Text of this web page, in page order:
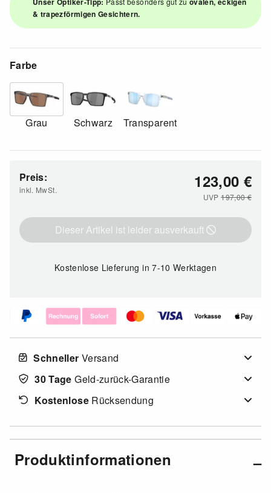
& trapezförmigen Gesichtern.
Farbe
Grau Schwarz Transparent
Preis:
inkl. MwSt. 123,00 €
UVP197,00€
Dieser Artikel ist leider ausverkauft
Kostenlose Lieferungin 7-10 Werktagen
Schneller Versand
30 Tage Geld-zurück-Garantie
KostenloseRücksendung
Produktinformationen